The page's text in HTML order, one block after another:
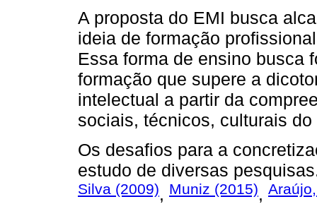
A proposta do EMI busca
ideia de formação
Essa forma de ensino busca
formação que supere a
intelectual a partir da
sociais, técnicos, culturais
Os desafios para a
estudo de diversas
Silva (2009), Muniz (2015),